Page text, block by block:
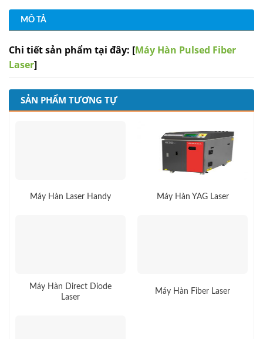
MÔ TẢ
Chi tiết sản phẩm tại đây: [Máy Hàn Pulsed Fiber
Laser]
SẢN PHẨM TƯƠNG TỰ
Máy Hàn Laser Handy Máy Hàn YAG Laser
Máy Hàn Direct Diode
Laser
Máy Hàn Fiber Laser